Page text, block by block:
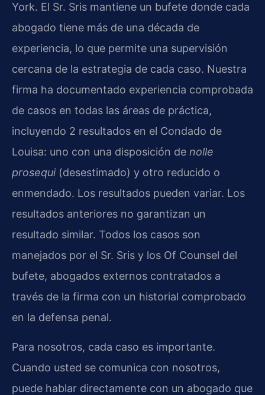
York. El Sr. Sris mantiene un bufete donde cada
abogado tiene más de una década de
experiencia, lo que permite una supervisión
cercana de la estrategia de cada caso. Nuestra
firma ha documentado experiencia comprobada
de casos en todas las áreas de práctica,
incluyendo 2 resultados en el Condado de
Louisa: uno con una disposición de nolle
prosequi(desestimado) y otro reducido o
enmendado. Los resultados pueden variar. Los
resultados anteriores no garantizan un
resultado similar. Todos los casos son
manejados por el Sr. Sris y los Of Counsel del
bufete, abogados externos contratados a
través de la firma con un historial comprobado
en la defensa penal.
Para nosotros, cada caso es importante.
Cuando usted se comunica con nosotros,
puede hablar directamente con un abogado que